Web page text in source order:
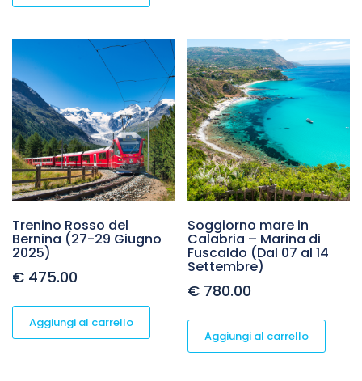
Trenino Rosso del
Bernina (27-29 Giugno
2025)
€ 475.00
Aggiungi al carrello
Soggiorno mare in
Calabria – Marina di
Fuscaldo (Dal 07 al 14
Settembre)
€ 780.00
Aggiungi al carrello